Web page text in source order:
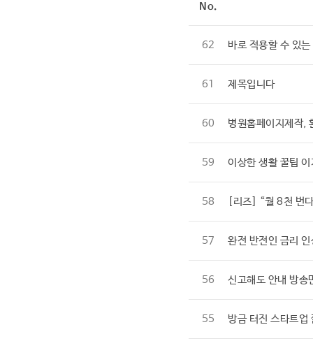
No.
62 바로 적용할 수 있
61 제목입니다
60 병원홈페이지제작,
59 이상한 생활 꿀팁
58 [리즈] “월 8천 번
57 완전 반전인 금리
56 신고해도 안내 방송
55 방금 터진 스타트업